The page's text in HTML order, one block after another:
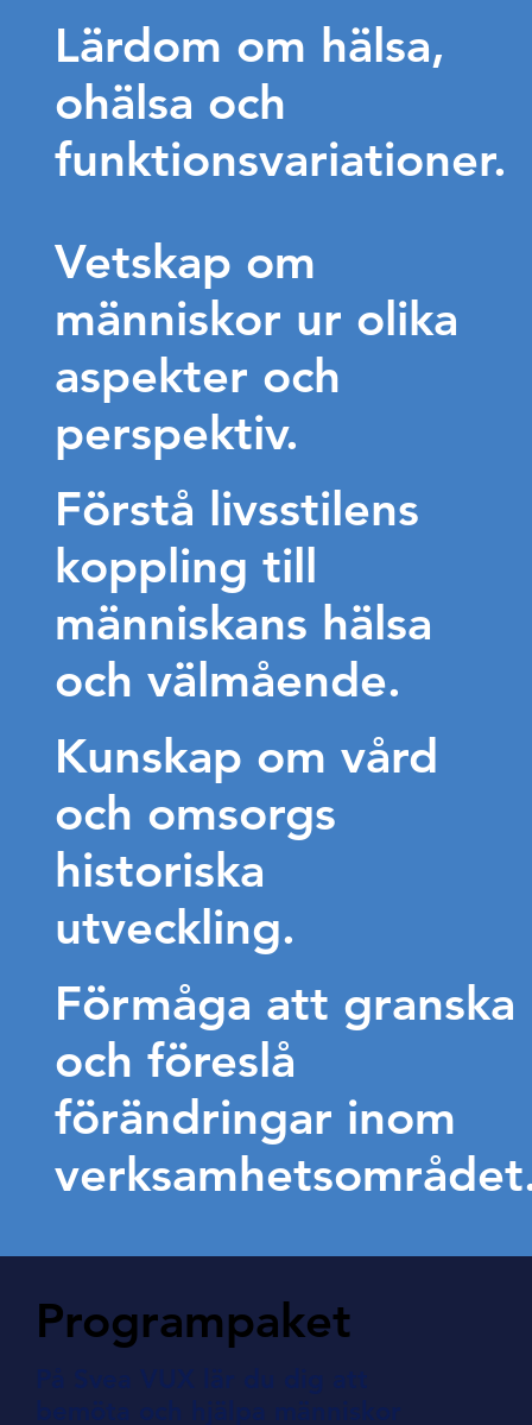
Lärdom om hälsa,
ohälsa och
funktionsvariationer.
Vetskap om
människor ur olika
aspekter och
perspektiv.
Förstå livsstilens
koppling till
människans hälsa
och välmående.
Kunskap om vård
och omsorgs
historiska
utveckling.
Förmåga att granska
och föreslå
förändringar inom
Programpaket